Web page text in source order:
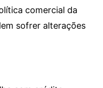
comercial da
sofrer alterações